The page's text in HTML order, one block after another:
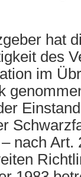
hat
des
im
nach Art.